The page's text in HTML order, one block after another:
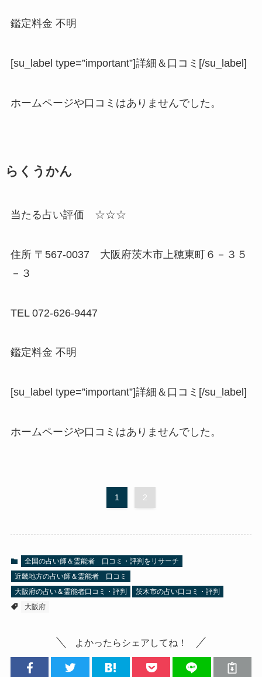
鑑定料金 不明
[su_label type=”important”]詳細＆口コミ[/su_label]
ホームページや口コミはありませんでした。
らくうかん
当たる占い評価 ☆☆☆
住所 〒567-0037 大阪府茨木市上穂東町６－３５
－３
TEL 072-626-9447
鑑定料金 不明
[su_label type=”important”]詳細＆口コミ[/su_label]
ホームページや口コミはありませんでした。
1 2
全国の占い師＆霊能者 口コミ・評判をリサーチ
近畿地方の占い師＆霊能者 口コミ
大阪府の占い＆霊能者口コミ・評判
茨木市の占い口コミ・評判
大阪府
よかったらシェアしてね！